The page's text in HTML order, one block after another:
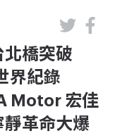
橋突破
界紀錄
Motor 宏佳
革命大爆